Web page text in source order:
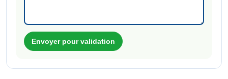
Envoyer pour validation